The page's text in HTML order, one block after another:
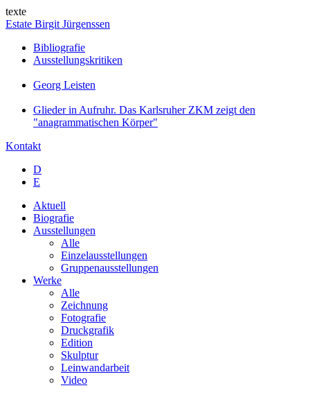
texte
Estate Birgit Jürgenssen
Bibliografie
Ausstellungskritiken
Georg Leisten
Glieder in Aufruhr. Das Karlsruher ZKM zeigt den
"anagrammatischen Körper"
Kontakt
D
E
Aktuell
Biografie
Ausstellungen
Alle
Einzelausstellungen
Gruppenausstellungen
Werke
Alle
Zeichnung
Fotografie
Druckgrafik
Edition
Skulptur
Leinwandarbeit
Video